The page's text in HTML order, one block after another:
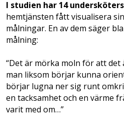
I studien har 14
hemtjänsten fått visualisera
målningar. En av dem säger
målning:
“Det är mörka moln för att
man liksom börjar kunna
börjar lugna ner sig runt
en tacksamhet och en värme
varit med om…”